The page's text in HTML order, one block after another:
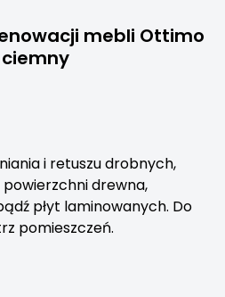
mebli Ottimo
ciemny
i retuszu drobnych,
powierzchni drewna,
płyt laminowanych. Do
pomieszczeń.